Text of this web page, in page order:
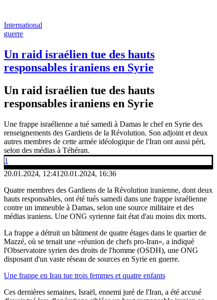
International
guerre
Un raid israélien tue des hauts
responsables iraniens en Syrie
Un raid israélien tue des hauts
responsables iraniens en Syrie
Une frappe israélienne a tué samedi à Damas le chef en Syrie des
renseignements des Gardiens de la Révolution. Son adjoint et deux
autres membres de cette armée idéologique de l'Iran ont aussi péri,
selon des médias à Téhéran.
1
20.01.2024, 12:41 20.01.2024, 16:36
Quatre membres des Gardiens de la Révolution iranienne, dont deux
hauts responsables, ont été tués samedi dans une frappe israélienne
contre un immeuble à Damas, selon une source militaire et des
médias iraniens. Une ONG syrienne fait état d'au moins dix morts.
La frappe a détruit un bâtiment de quatre étages dans le quartier de
Mazzé, où se tenait une «réunion de chefs pro-Iran», a indiqué
l'Observatoire syrien des droits de l'homme (OSDH), une ONG
disposant d'un vaste réseau de sources en Syrie en guerre.
Une frappe en Iran tue trois femmes et quatre enfants
Ces dernières semaines, Israël, ennemi juré de l'Iran, a été accusé